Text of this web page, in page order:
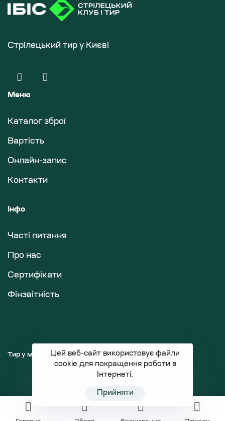
Стрілецький тир у Києві
Меню
Каталог зброї
Вартість
Онлайн-запис
Контакти
Інфо
Часті питання
Про нас
Сертифікати
Фінзвітність
Тир у м.Дніпро Магазин зброї
Цей веб-сайт використовує файли
cookie для покращення роботи в
Інтернеті.
Прийняти